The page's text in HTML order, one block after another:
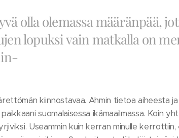
olla olemassa määränpää,
lopuksi vain matkalla on
kiinnostavaa. Ahmin tietoa aiheesta
suomalaisessa ikämaailmassa. Koin
Useammin kuin kerran minulle